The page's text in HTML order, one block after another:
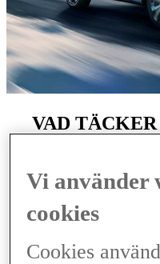
VAD
10 års/15 000 mils
Vi använder
cookies
Cookies